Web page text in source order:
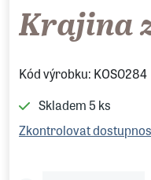
Krajina
Kód výrobku: KOS0284
Skladem 5 ks
Zkontrolovat